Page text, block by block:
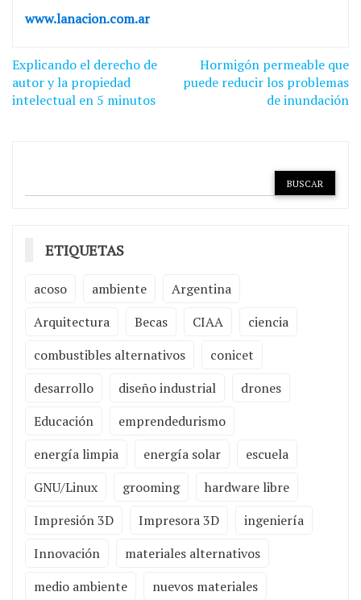
www.lanacion.com.ar
Navegación
de
entradas
Explicando el derecho de
autor y la propiedad
intelectual en 5 minutos
Hormigón permeable que
puede reducir los problemas
de inundación
ETIQUETAS
acoso ambiente
Argentina
Arquitectura
Becas CIAA
ciencia
combustibles alternativos
conicet
desarrollo
diseño industrial
drones
Educación
emprendedurismo
energía limpia
energía solar
escuela
GNU/Linux
grooming
hardware libre
Impresión 3D
Impresora 3D
ingeniería
Innovación
materiales alternativos
medio ambiente
nuevos materiales